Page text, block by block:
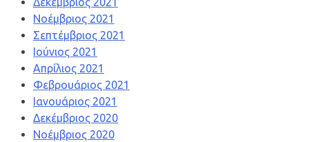
Νοέμβριος 2021
Σεπτέμβριος 2021
Ιούνιος 2021
Απρίλιος 2021
Φεβρουάριος 2021
Ιανουάριος 2021
Δεκέμβριος 2020
Νοέμβριος 2020